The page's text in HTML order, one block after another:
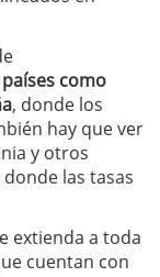
como
, donde los
hay que ver
y otros
donde las tasas
extienda a toda
cuentan con